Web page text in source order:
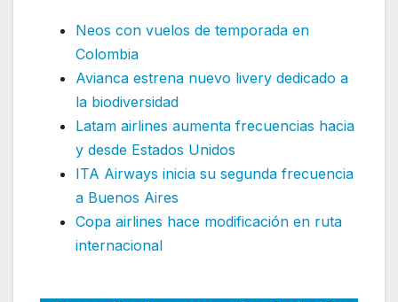
Neos con vuelos de temporada en
Colombia
Avianca estrena nuevo livery dedicado a
la biodiversidad
Latam airlines aumenta frecuencias hacia
y desde Estados Unidos
ITA Airways inicia su segunda frecuencia
a Buenos Aires
Copa airlines hace modificación en ruta
internacional